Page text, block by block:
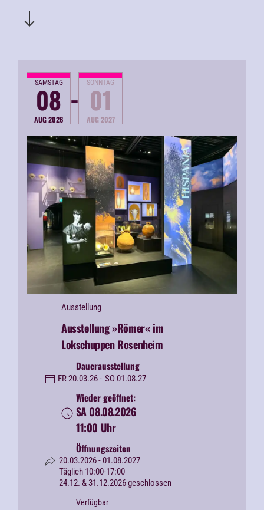
SAMSTAG
08
AUG 2026
- SONNTAG
01
AUG 2027
Ausstellung
Ausstellung »Römer« im
Lokschuppen Rosenheim
Dauerausstellung
FR 20.03.26 - SO 01.08.27
Wieder geöffnet:
SA 08.08.2026
11:00 Uhr
Öffnungszeiten
20.03.2026 - 01.08.2027
Täglich 10:00-17:00
24.12. & 31.12.2026 geschlossen
Verfügbar